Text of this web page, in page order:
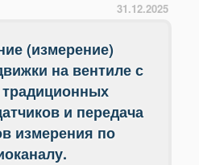
(измерение)
на вентиле с
и передача
измерения по
31.12.2025